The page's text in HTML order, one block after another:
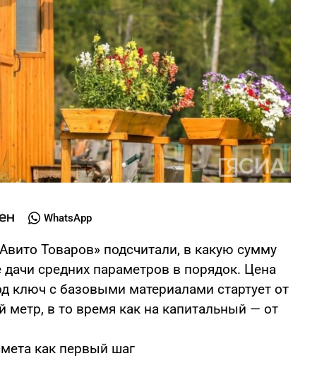
WhatsApp
Товаров» подсчитали, в какую сумму
средних параметров в порядок. Цена
ключ с базовыми материалами стартует от
метр, в то время как на капитальный — от
как первый шаг